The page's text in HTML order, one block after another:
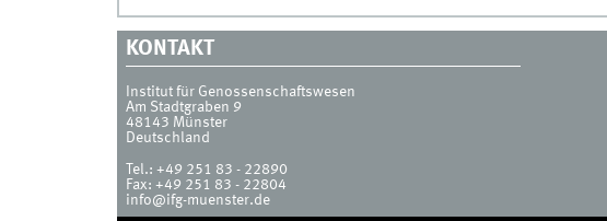
KONTAKT
Institut für Genossenschaftswesen
Am Stadtgraben 9
48143 Münster
Deutschland
Tel.: +49 251 83 - 22890
Fax: +49 251 83 - 22804
info@ifg-muenster.de